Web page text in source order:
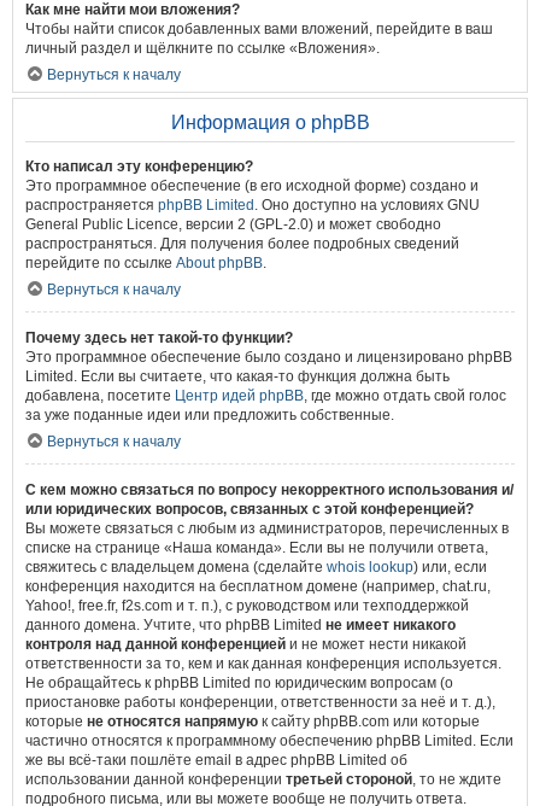
Как мне найти мои вложения?
Чтобы найти список добавленных вами вложений, перейдите в ваш
личный раздел и щёлкните по ссылке «Вложения».
Вернуться к началу
Информация о phpBB
Кто написал эту конференцию?
Это программное обеспечение (в его исходной форме) создано и
распространяется phpBB Limited . Оно доступно на условиях GNU
General Public Licence, версии 2 (GPL-2.0) и может свободно
распространяться. Для получения более подробных сведений
перейдите по ссылке About phpBB.
Вернуться к началу
Почему здесь нет такой-то функции?
Это программное обеспечение было создано и лицензировано phpBB
Limited. Если вы считаете, что какая-то функция должна быть
добавлена, посетите Центр идей phpBB, где можно отдать свой голос
за уже поданные идеи или предложить собственные.
Вернуться к началу
С кем можно связаться по вопросу некорректного использования и/
или юридических вопросов, связанных с этой конференцией?
Вы можете связаться с любым из администраторов, перечисленных в
списке на странице «Наша команда». Если вы не получили ответа,
свяжитесь с владельцем домена (сделайте whois lookup) или, если
конференция находится на бесплатном домене (например, chat.ru,
Yahoo!, free.fr, f2s.com и т. п.), с руководством или техподдержкой
данного домена. Учтите, что phpBB Limited не имеет никакого
контроля над данной конференцией и не может нести никакой
ответственности за то, кем и как данная конференция используется.
Не обращайтесь к phpBB Limited по юридическим вопросам (о
приостановке работы конференции, ответственности за неё и т. д.),
которые не относятся напрямую к сайту phpBB.com или которые
частично относятся к программному обеспечению phpBB Limited. Если
же вы всё-таки пошлёте email в адрес phpBB Limited об
использовании данной конференции третьей стороной, то не ждите
подробного письма, или вы можете вообще не получить ответа.